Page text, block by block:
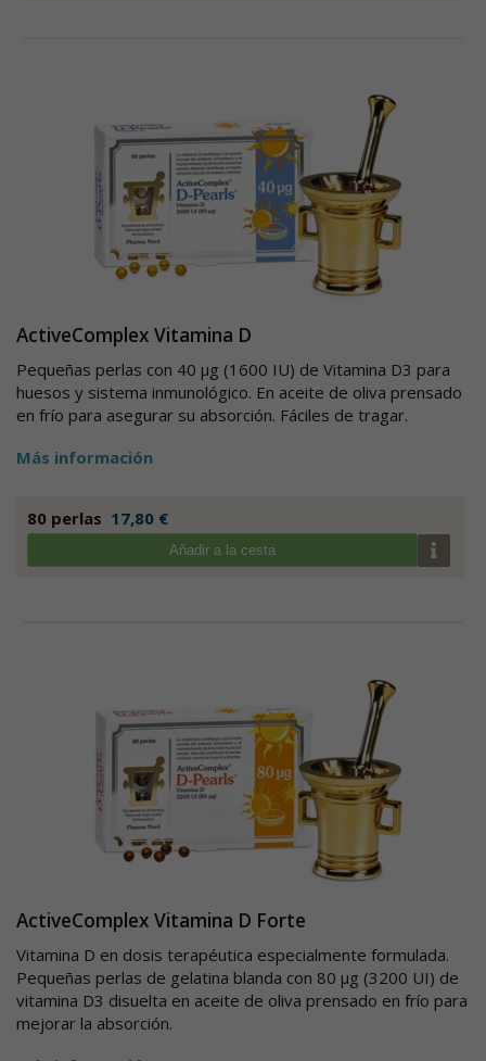
ActiveComplex Vitamina D
Pequeñas perlas con 40 µg (1600 IU) de Vitamina D3 para
huesos y sistema inmunológico. En aceite de oliva prensado
en frío para asegurar su absorción. Fáciles de tragar.
Más información
80 perlas 17,80 €
Añadir a la cesta
ActiveComplex Vitamina D Forte
Vitamina D en dosis terapéutica especialmente formulada.
Pequeñas perlas de gelatina blanda con 80 µg (3200 UI) de
vitamina D3 disuelta en aceite de oliva prensado en frío para
mejorar la absorción.